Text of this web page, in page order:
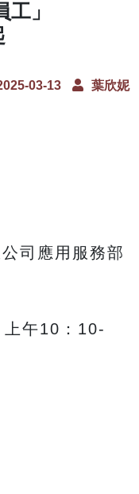
」
03-13 葉欣妮
應用服務部
午10：10-